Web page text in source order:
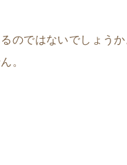
のではないでしょうか
。